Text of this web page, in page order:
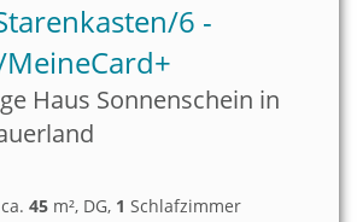
6 -
Haus Sonnenschein in
45 m², DG, 1 Schlafzimmer